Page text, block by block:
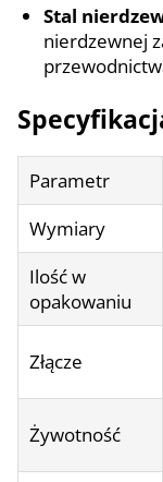
Stal
nierdzewnej
Parametr
Wymiary
Ilość w
opakowaniu
Złącze
Żywotność